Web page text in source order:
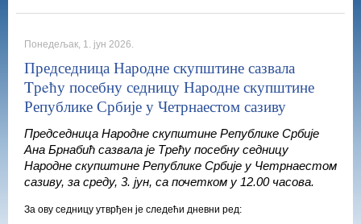
Понедељак, 1. јун 2026.
Председница Народне скупштине сазвала
Tрeћу посебну седницу Народне скупштине
Републике Србије у Четрнаестом сазиву
Председница Народне скупштине Републике Србије
Ана Брнабић сазвала је Tрeћу посебну седницу
Народне скупштине Републике Србије у Четрнаестом
сазиву, за среду, 3. јун, са почетком у 12.00 часова.
За ову седницу утврђен је следећи дневни ред: